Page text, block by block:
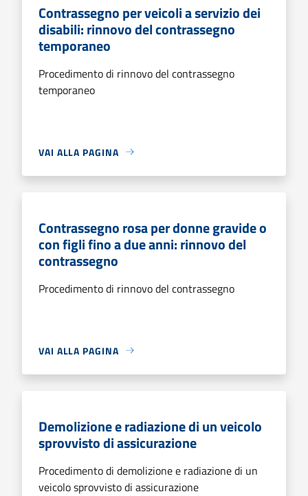
Contrassegno per veicoli a servizio dei
disabili: rinnovo del contrassegno
temporaneo
Procedimento di rinnovo del contrassegno
temporaneo
VAI ALLA PAGINA
Contrassegno rosa per donne gravide o
con figli fino a due anni: rinnovo del
contrassegno
Procedimento di rinnovo del contrassegno
VAI ALLA PAGINA
Demolizione e radiazione di un veicolo
sprovvisto di assicurazione
Procedimento di demolizione e radiazione di un
veicolo sprovvisto di assicurazione